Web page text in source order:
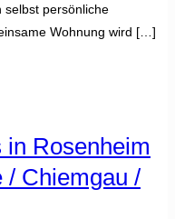
selbst persönliche
Wohnung wird […]
in Rosenheim
/ Chiemgau /